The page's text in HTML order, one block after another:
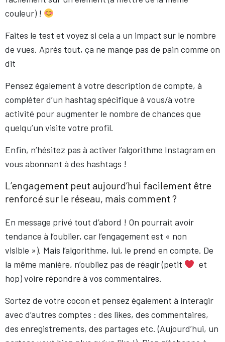
couleur) !
Faites le test et voyez si cela a un impact sur le nombre
de vues. Après tout, ça ne mange pas de pain comme on
dit
Pensez également à votre description de compte, à
compléter d’un hashtag spécifique à vous/à votre
activité pour augmenter le nombre de chances que
quelqu’un visite votre profil.
Enfin, n’hésitez pas à activer l’algorithme Instagram en
vous abonnant à des hashtags !
L’engagement peut aujourd’hui facilement être
renforcé sur le réseau, mais comment ?
En message privé tout d’abord ! On pourrait avoir
tendance à l’oublier, car l’engagement est « non
visible »). Mais l’algorithme, lui, le prend en compte. De
la même manière, n’oubliez pas de réagir (petit
et
hop) voire répondre à vos commentaires.
Sortez de votre cocon et pensez également à interagir
avec d’autres comptes : des likes, des commentaires,
des enregistrements, des partages etc. (Aujourd’hui, un